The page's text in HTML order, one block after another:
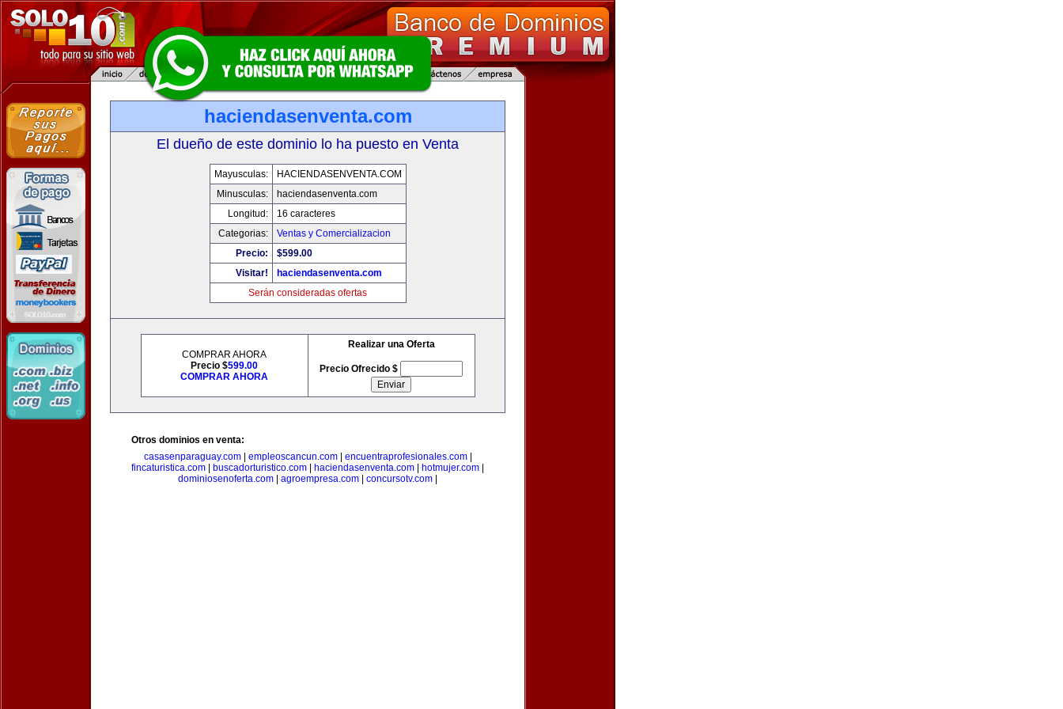
haciendasenventa.com
El dueño de este dominio lo ha puesto en Venta
Mayusculas:
HACIENDASENVENTA.COM
Minusculas:
haciendasenventa.com
Longitud:
16 caracteres
Categorias:
Ventas y Comercializacion
Precio:
$599.00
Visitar!
haciendasenventa.com
Serán consideradas ofertas
COMPRAR AHORA
Precio $599.00
COMPRAR AHORA
Realizar una Oferta
Precio Ofrecido $
Otros dominios en venta:
casasenparaguay.com| empleoscancun.com| encuentraprofesionales.com|
fincaturistica.com
buscadorturistico.com haciendasenventa.com hotmujer.com
dominiosenoferta.com
agroempresa.com concursotv.com